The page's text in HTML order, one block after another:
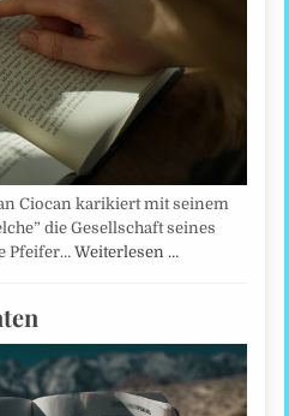
Ciocan karikiert mit seinem
die Gesellschaft seines
Pfeifer…Weiterlesen …